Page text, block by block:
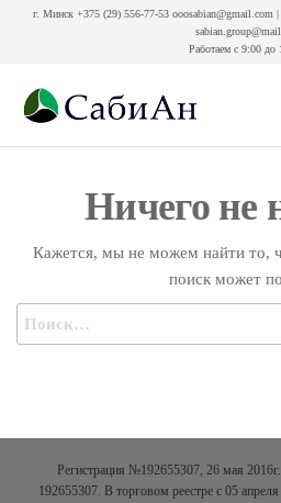
Перейтиг. Минск +375 (29) 556-77-53 ooosabian@gmail.com
Работаем с 9:00 до
Ничего не
Кажется, мы не можем найти то,
поиск может
Регистрация №192655307, 26 мая
192655307. В торговом реестре с 05